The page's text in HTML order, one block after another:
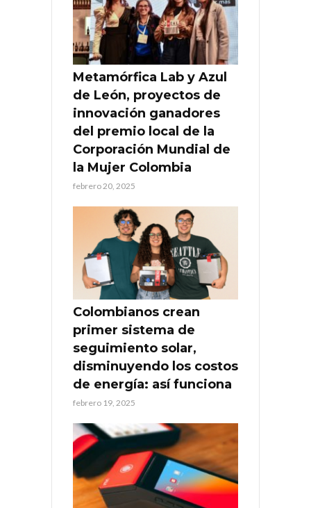
Metamórfica Lab y Azul
de León, proyectos de
innovación ganadores
del premio local de la
Corporación Mundial de
la Mujer Colombia
febrero 20, 2025
Colombianos crean
primer sistema de
seguimiento solar,
disminuyendo los costos
de energía: así funciona
febrero 19, 2025